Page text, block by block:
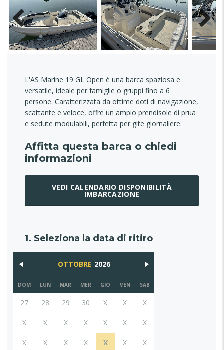
L'AS Marine 19 GL Open è una barca spaziosa e
versatile, ideale per famiglie o gruppi fino a 6
persone. Caratterizzata da ottime doti di navigazione,
scattante e veloce, offre un ampio prendisole di prua
e sedute modulabili, perfetta per gite giornaliere.
Affitta questa barca o chiedi
informazioni
VEDI CALENDARIO DISPONIBILITÀ
IMBARCAZIONE
1. Seleziona la data di ritiro
OTTOBRE 2026
DOM LUN MAR MER GIO VEN SAB
27 28 29 30 X X X
X X X X X X X
X X X X X X X